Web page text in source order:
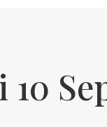
10